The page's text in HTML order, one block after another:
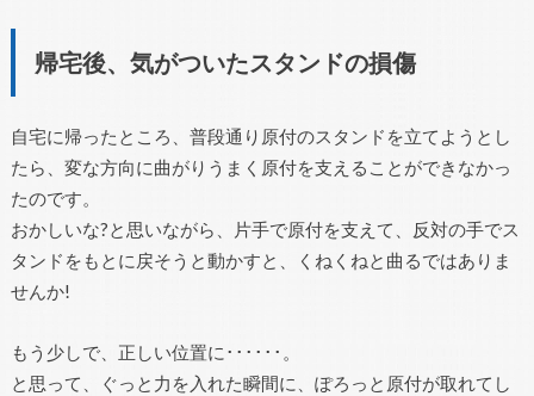
帰宅後、気がついたスタンドの損傷
自宅に帰ったところ、普段通り原付のスタンドを立てようとし
たら、変な方向に曲がりうまく原付を支えることができなかっ
たのです。
おかしいな?と思いながら、片手で原付を支えて、反対の手でス
タンドをもとに戻そうと動かすと、くねくねと曲るではありま
せんか!
もう少しで、正しい位置に･･････。
と思って、ぐっと力を入れた瞬間に、ぽろっと原付が取れてし